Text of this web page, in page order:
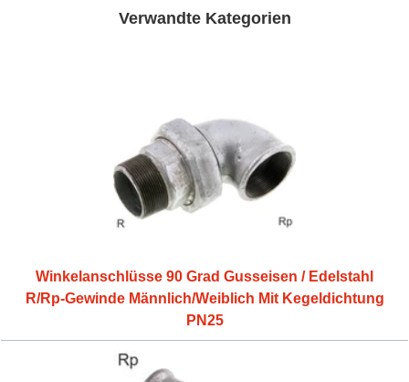
Verwandte Kategorien
Winkelanschlüsse 90 Grad Gusseisen / Edelstahl
R/Rp-Gewinde Männlich/Weiblich Mit Kegeldichtung
PN25